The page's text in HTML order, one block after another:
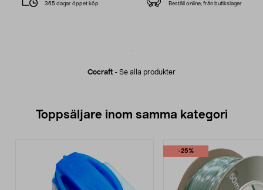
Cocraft - Se alla produkter
365 dagar öppet köp Beställ online, från butikslager
Toppsäljare inom samma kategori
-25%